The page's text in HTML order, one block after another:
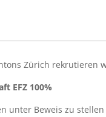
Zürich rekrutieren
EFZ 100%
unter Beweis zu